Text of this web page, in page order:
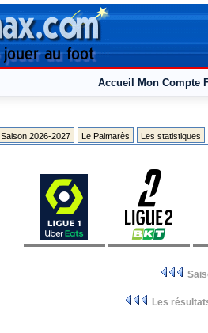
Accueil Mon Compte
Saison 2026-2027 Le Palmarès Les statistiques
Les